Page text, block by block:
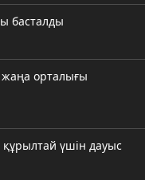
басталды
жаңа орталығы
үшін дауыс